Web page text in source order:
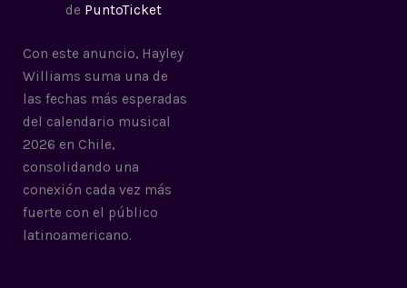
de PuntoTicket
Con este anuncio, Hayley
Williams suma una de
las fechas más esperadas
del calendario musical
2026 en Chile,
consolidando una
conexión cada vez más
fuerte con el público
latinoamericano.